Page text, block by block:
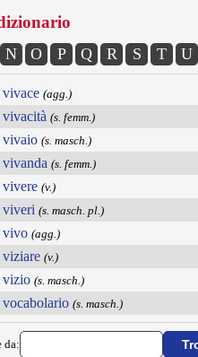
N O P Q R S T U
vivace (agg.)
vivacità (s. femm.)
vivaio (s. masch.)
vivanda (s. femm.)
vivere (v.)
viveri (s. masch. pl.)
vivo (agg.)
viziare (v.)
vizio (s. masch.)
vocabolario (s. masch.)
da: